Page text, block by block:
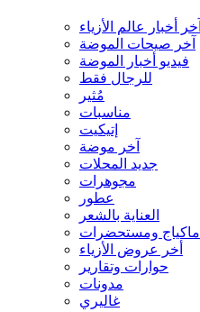
آخر أخبار عالم الأزياء
آخر صيحات الموضة
فيديو أخبار الموضة
للرجال فقط
مُثير
مناسبات
إتيكيت
آخر موضة
جديد المحلات
مجوهرات
عطور
العناية بالشعر
ماكياج ومستحضرات
أخر عروض الأزياء
حوارات وتقارير
مدونات
غاليري